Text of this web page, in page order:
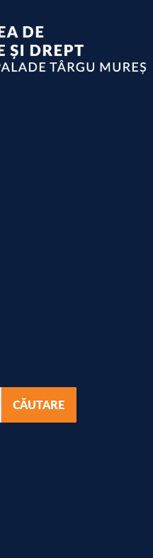
CĂUTARE